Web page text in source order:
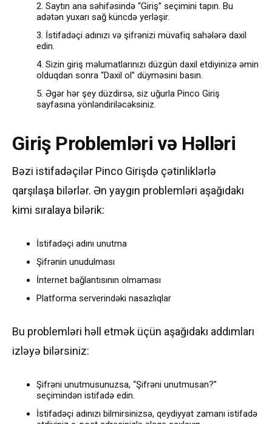
Saytın ana səhifəsində “Giriş” seçimini tapın. Bu
adətən yuxarı sağ küncdə yerləşir.
İstifadəçi adınızı və şifrənizi müvafiq sahələrə daxil
edin.
Sizin giriş məlumatlarınızı düzgün daxil etdiyinizə əmin
olduqdan sonra “Daxil ol” düyməsini basın.
Əgər hər şey düzdirsə, siz uğurla Pinco Giriş
sayfasına yönləndiriləcəksiniz.
Giriş Problemləri və Həlləri
Bəzi istifadəçilər Pinco Girişdə çətinliklərlə
qarşılaşa bilərlər. Ən yaygın problemləri aşağıdakı
kimi sıralaya bilərik:
İstifadəçi adını unutma
Şifrənin unudulması
İnternet bağlantısının olmaması
Platforma serverindəki nasazlıqlar
Bu problemləri həll etmək üçün aşağıdakı addımları
izləyə bilərsiniz:
Şifrəni unutmusunuzsa, “Şifrəni unutmusan?”
seçimindən istifadə edin.
İstifadəçi adınızı bilmirsinizsə, qeydiyyat zamanı istifadə